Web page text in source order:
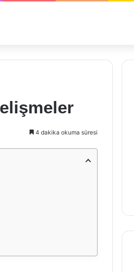
4 dakika okuma süresi